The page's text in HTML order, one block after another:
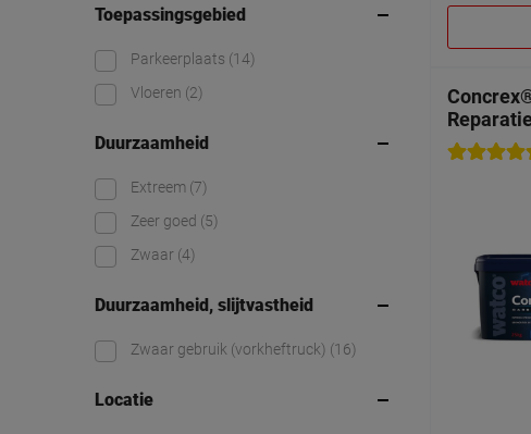
Toepassingsgebied
Parkeerplaats (14)
Vloeren (2)
Duurzaamheid
Extreem (7)
Zeer goed (5)
Zwaar (4)
Duurzaamheid, slijtvastheid
Zwaar gebruik (vorkheftruck) (16)
Locatie